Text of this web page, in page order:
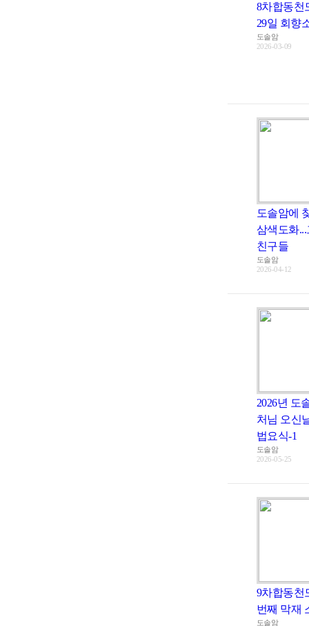
8차합동천
29일 회향
도솔암
2026-03-09
도솔암에
삼색도화
친구들
도솔암
2026-04-12
2026년 도
처님 오신
법요식-1
도솔암
2026-05-25
9차합동천
번째 막재
도솔암